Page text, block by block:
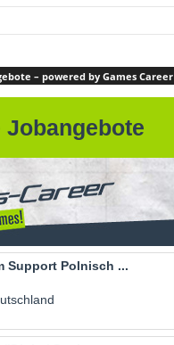
– powered by Games Career